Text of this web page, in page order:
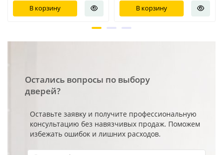
В корзину В корзину
Остались вопросы по выбору
дверей?
Оставьте заявку и получите профессиональную
консультацию без навязчивых продаж. Поможем
избежать ошибок и лишних расходов.